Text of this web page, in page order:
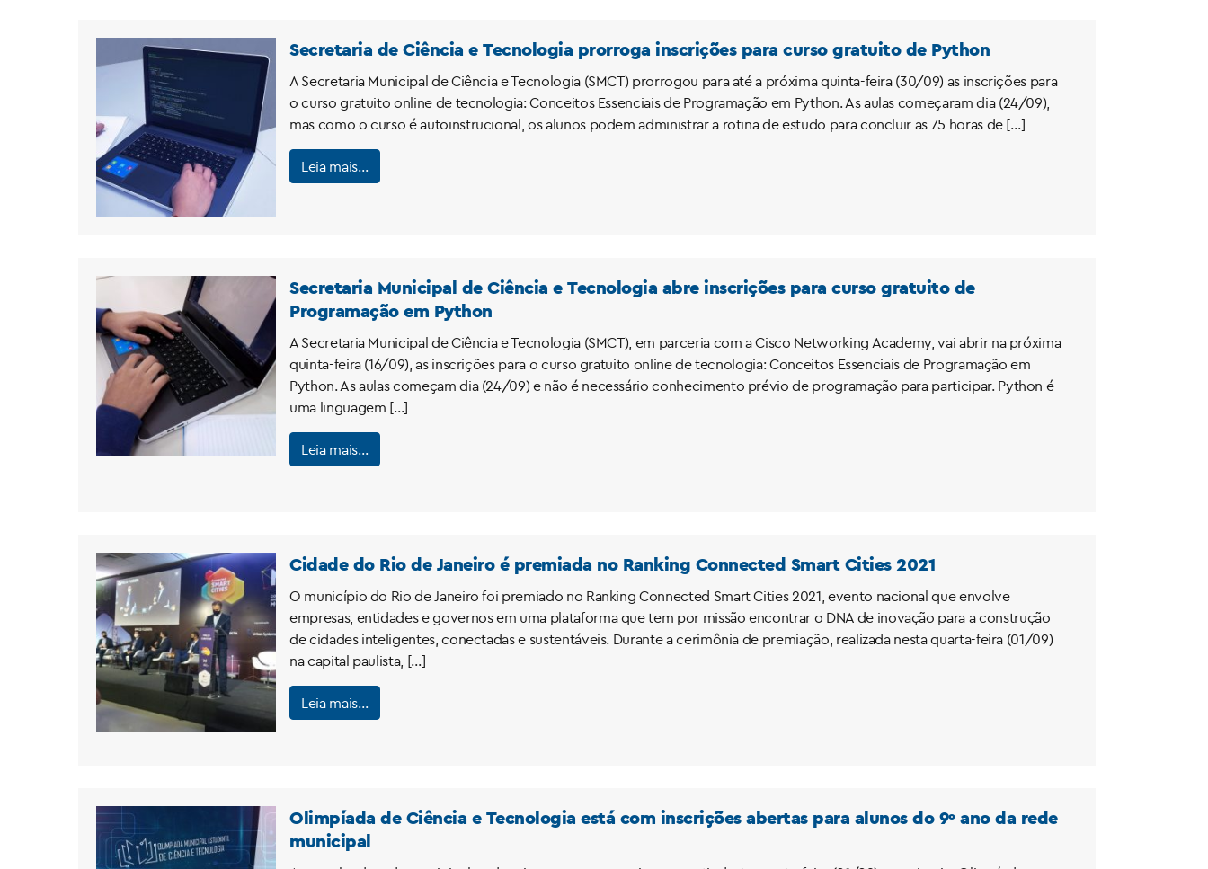
Secretaria de Ciência e Tecnologia prorroga inscrições para curso gratuito de Python
A Secretaria Municipal de Ciência e Tecnologia (SMCT) prorrogou para até a próxima quinta-feira (30/09) as inscrições para
o curso gratuito online de tecnologia: Conceitos Essenciais de Programação em Python. As aulas começaram dia (24/09),
mas como o curso é autoinstrucional, os alunos podem administrar a rotina de estudo para concluir as 75 horas de […]
Leia mais…
Secretaria Municipal de Ciência e Tecnologia abre inscrições para curso gratuito de
Programação em Python
A Secretaria Municipal de Ciência e Tecnologia (SMCT), em parceria com a Cisco Networking Academy, vai abrir na próxima
quinta-feira (16/09), as inscrições para o curso gratuito online de tecnologia: Conceitos Essenciais de Programação em
Python. As aulas começam dia (24/09) e não é necessário conhecimento prévio de programação para participar. Python é
uma linguagem […]
Leia mais…
Cidade do Rio de Janeiro é premiada no Ranking Connected Smart Cities 2021
O município do Rio de Janeiro foi premiado no Ranking Connected Smart Cities 2021, evento nacional que envolve
empresas, entidades e governos em uma plataforma que tem por missão encontrar o DNA de inovação para a construção
de cidades inteligentes, conectadas e sustentáveis. Durante a cerimônia de premiação, realizada nesta quarta-feira (01/09)
na capital paulista, […]
Leia mais…
Olimpíada de Ciência e Tecnologia está com inscrições abertas para alunos do 9º ano da rede
municipal